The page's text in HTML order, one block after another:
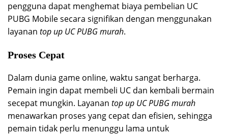
pengguna dapat menghemat biaya pembelian UC
PUBG Mobile secara signifikan dengan menggunakan
layanan top up UC PUBG murah.
Proses Cepat
Dalam dunia game online, waktu sangat berharga.
Pemain ingin dapat membeli UC dan kembali bermain
secepat mungkin. Layanan top up UC PUBG murah
menawarkan proses yang cepat dan efisien, sehingga
pemain tidak perlu menunggu lama untuk